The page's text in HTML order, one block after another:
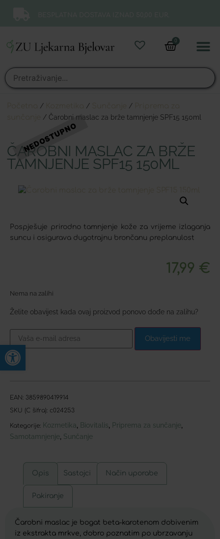
Open toolbar
0
/ / /
/ Čarobni maslac za brže tamnjenje SPF15 150ml
ČAROBNI MASLAC ZA BRŽE
TAMNJENJE SPF15 150ML
Pospješuje prirodno tamnjenje kože za vrijeme izlaganja
suncu i osigurava dugotrajnu brončanu preplanulost
17,99 €
Nema na zalihi
Želite obavijest kada ovaj proizvod ponovo dođe na zalihu?
Obavijesti me
EAN: 3859890419914
SKU (C šifra): c024253
Kategorije: Kozmetika Biovitalis Priprema za sunčanje
Samotamnjenje Sunčanje
Opis Sastojci Način uporabe
Pakiranje
Čarobni maslac je bogat beta-karotenom dobivenim
iz ekstrakta mrkve, dobro poznatim po ubrzavanju